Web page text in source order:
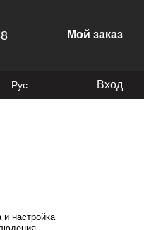
Мой заказ
Рус Вход
и настройка